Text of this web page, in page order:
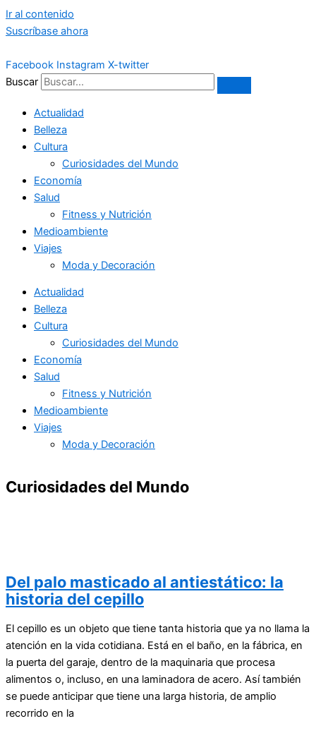
Ir al contenido
Suscríbase ahora
Facebook Instagram X-twitter
Buscar
Actualidad
Belleza
Cultura
Curiosidades del Mundo
Economía
Salud
Fitness y Nutrición
Medioambiente
Viajes
Moda y Decoración
Actualidad
Belleza
Cultura
Curiosidades del Mundo
Economía
Salud
Fitness y Nutrición
Medioambiente
Viajes
Moda y Decoración
Curiosidades del Mundo
Del palo masticado al antiestático: la
historia del cepillo
El cepillo es un objeto que tiene tanta historia que ya no llama la
atención en la vida cotidiana. Está en el baño, en la fábrica, en
la puerta del garaje, dentro de la maquinaria que procesa
alimentos o, incluso, en una laminadora de acero. Así también
se puede anticipar que tiene una larga historia, de amplio
recorrido en la